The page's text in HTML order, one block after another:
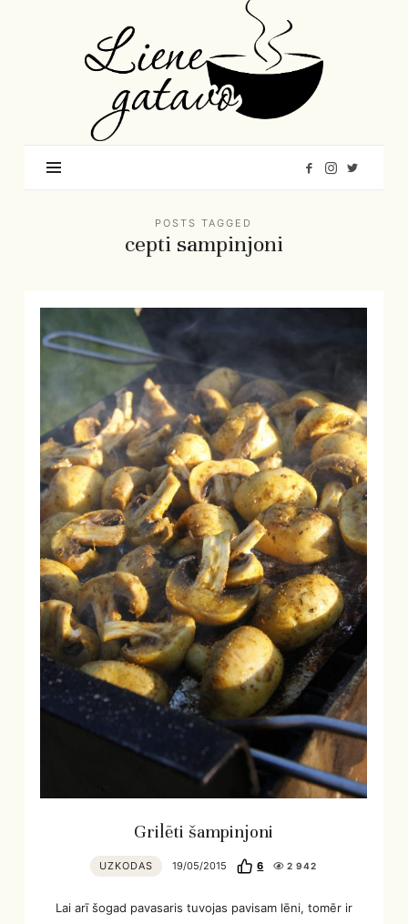
Gatavo
–
Mana
garšu
pasaule
POSTS TAGGED
cepti sampinjoni
Grilēti šampinjoni
UZKODAS 19/05/2015 6 2 942
Lai arī šogad pavasaris tuvojas pavisam lēni, tomēr ir